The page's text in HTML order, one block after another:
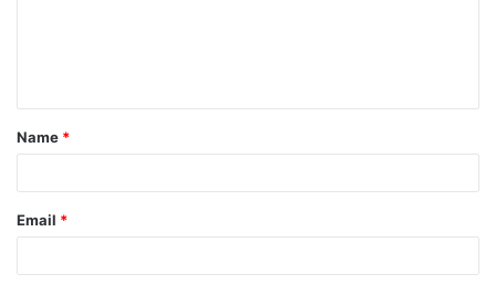
t
*
Name *
Email *